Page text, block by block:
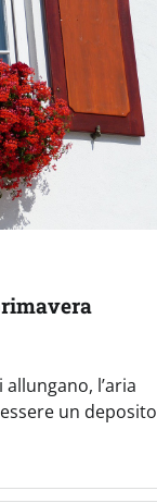
l’aria
un deposito